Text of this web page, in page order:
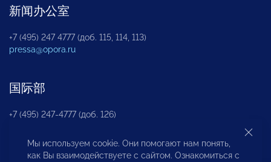
新闻办公室
+7 (495) 247 4777 (доб. 115, 114, 113)
pressa@opora.ru
国际部
+7 (495) 247-4777 (доб. 126)
商投权益保护部
Мы используем cookie. Они помогают нам понять,
как Вы взаимодействуете с сайтом. Ознакомиться с